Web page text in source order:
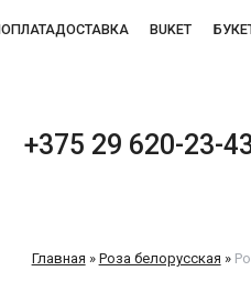
ОПЛАТАДОСТАВКА BUKET
+375 29 620-23-
Главная » Роза белорусская »